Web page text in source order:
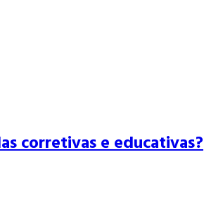
corretivas e educativas?